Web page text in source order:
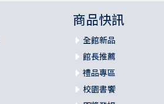
商品快訊
全館新品
館長推薦
禮品專區
校園書饗